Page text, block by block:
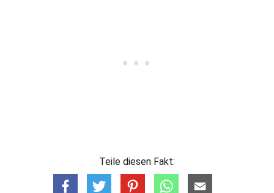
Teile diesen Fakt: